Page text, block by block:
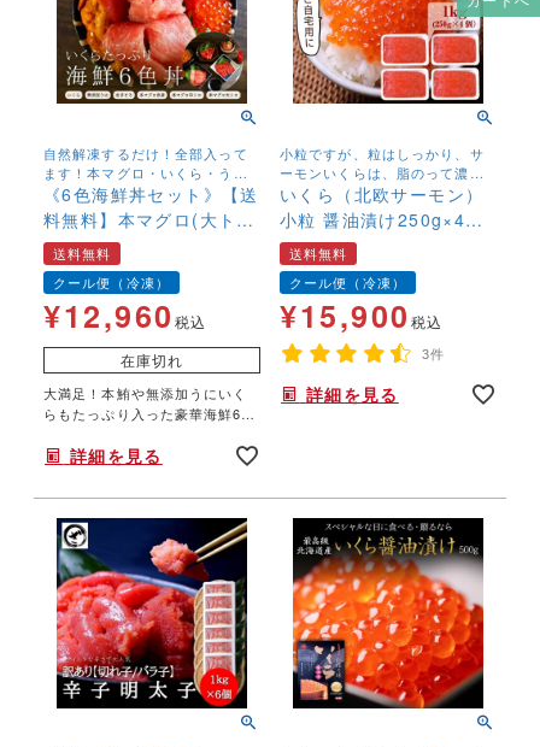
自然解凍するだけ！全部入って
ます！本マグロ・いくら・うに
のスペシャル海鮮6色丼セット。
【送料無料】でお届け♪
《6色海鮮丼セット》【送
料無料】本マグロ(大ト
ロ・中トロ・赤身・ネギ
トロ)イクラ 無添加ウニ
850g
送料無料
クール便（冷凍）
¥12,960 税込
在庫切れ
大満足！本鮪や無添加うにいく
らもたっぷり入った豪華海鮮6色
おすすめする本鮪大トロ入り♪
詳細を見る
小粒ですが、粒はしっかり、サ
ーモンいくらは、脂のって濃厚
な味わい 北欧サーモンの鮮度抜
群のいくらです
いくら（北欧サーモン）
小粒 醤油漬け250g×4個
(1kg) 【送料無料】
送料無料
クール便（冷凍）
¥15,900 税込
3件
詳細を見る